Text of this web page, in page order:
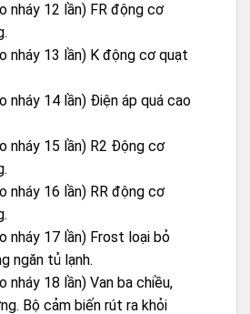
nháy 12 lần) FR động cơ
nháy 13 lần) K động cơ quạt
nháy 14 lần) Điện áp quá cao
nháy 15 lần) R2 Động cơ
nháy 16 lần) RR động cơ
nháy 17 lần) Frost loại bỏ
ngăn tủ lạnh.
nháy 18 lần) Van ba chiều,
Bộ cảm biến rút ra khỏi